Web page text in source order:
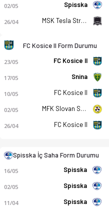
Spisska Nova Ves - FC
02/05 Spisska
26/04 MSK Tesla Stropkov
FC Kosice II Form Durumu
23/05 FC Kosice II
17/05 Snina
10/05 FC Kosice II
02/05 MFK Slovan Sabinov
26/04 FC Kosice II
Spisska İç Saha Form Durumu
16/05 Spisska
02/05 Spisska
11/04 Spisska